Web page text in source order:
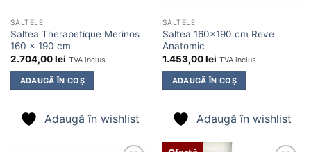
SALTELE
Saltea Therapetique Merinos
160 x 190 cm
2.704,00lei TVA inclus
ADAUGĂ ÎN COȘ
Adaugă în wishlist
SALTELE
Saltea 160×190 cm Reve
Anatomic
1.453,00lei TVA inclus
ADAUGĂ ÎN COȘ
Adaugă în wishlist